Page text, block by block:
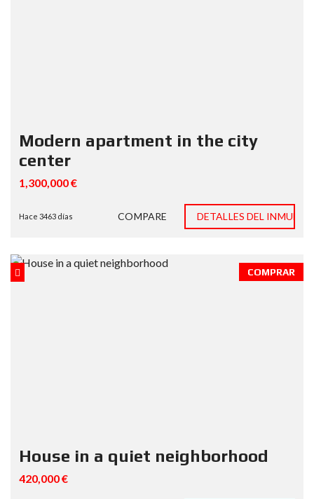
Modern apartment in the city
center
1,300,000 €
Hace 3463 días COMPARE DETALLES DEL
COMPRAR
House in a quiet neighborhood
420,000 €